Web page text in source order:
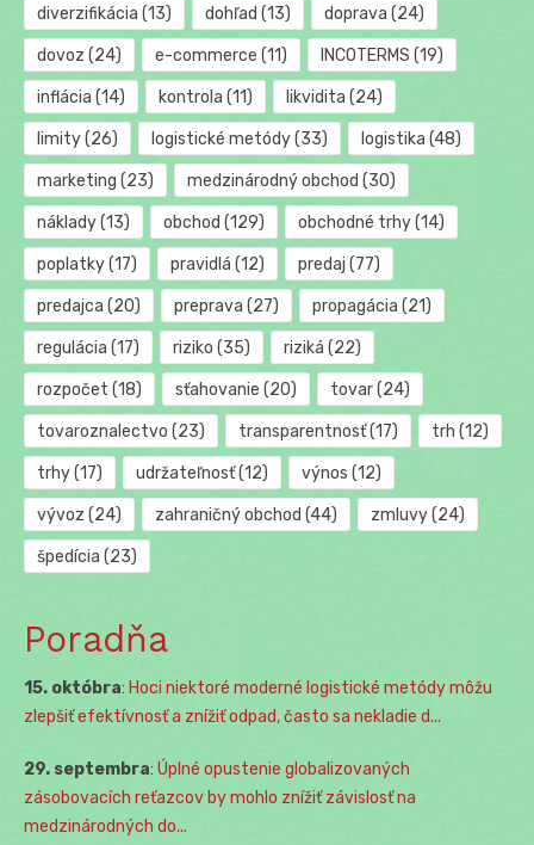
diverzifikácia (13) dohľad (13) doprava (24)
dovoz (24) e-commerce (11) INCOTERMS (19)
inflácia (14) kontrola (11) likvidita (24)
limity(26) logistické metódy(33) logistika (48)
marketing (23) medzinárodný obchod (30)
náklady(13) obchod (129) obchodné trhy(14)
poplatky(17) pravidlá (12) predaj (77)
predajca (20) preprava (27) propagácia (21)
regulácia (17) riziko (35) riziká (22)
rozpočet (18) sťahovanie (20) tovar(24)
tovaroznalectvo (23) transparentnosť(17) trh (12)
trhy(17) udržateľnosť(12) výnos (12)
vývoz (24) zahraničný obchod (44) zmluvy(24)
špedícia (23)
Poradňa
15. októbra: Hoci niektoré moderné logistické metódy môžu
zlepšiť efektívnosť a znížiť odpad, často sa nekladie d...
29. septembra: Úplné opustenie globalizovaných
zásobovacích reťazcov by mohlo znížiť závislosť na
medzinárodných do...